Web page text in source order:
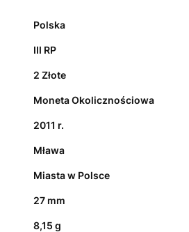
Polska
III RP
2 Złote
Moneta Okolicznościowa
2011 r.
Mława
Miasta w Polsce
27 mm
8,15 g